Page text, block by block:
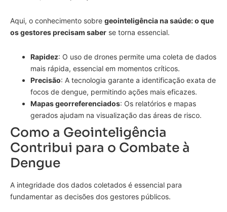
Aqui, o conhecimento sobre geointeligência na saúde: o que
os gestores precisam saber se torna essencial.
Rapidez: O uso de drones permite uma coleta de dados
mais rápida, essencial em momentos críticos.
Precisão: A tecnologia garante a identificação exata de
focos de dengue, permitindo ações mais eficazes.
Mapas georreferenciados: Os relatórios e mapas
gerados ajudam na visualização das áreas de risco.
Como a Geointeligência
Contribui para o Combate à
Dengue
A integridade dos dados coletados é essencial para
fundamentar as decisões dos gestores públicos.